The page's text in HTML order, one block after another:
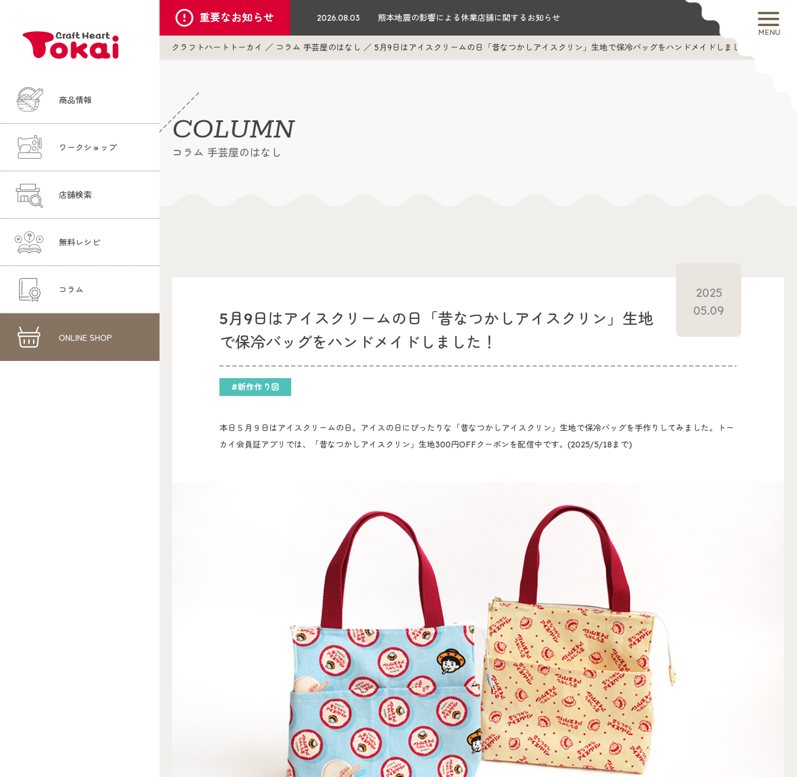
商品情報
ワークショップ
店舗検索
無料レシピ
コラム
ONLINE SHOP
MENU
重要なお知らせ 2026.08.03 熊本地震の影響による休業店舗に関するお知らせ
クラフトハートトーカイ コラム 手芸屋のはなし 5月9日はアイスクリームの日「昔なつかしアイスクリン」生地で保冷バッグをハンドメイドしました！
COLUMN
コラム 手芸屋のはなし
5月9日はアイスクリームの日「昔なつかしアイスクリン」生地
で保冷バッグをハンドメイドしました！
#新作作り図
2025
05.09
本日５月９日はアイスクリームの日。アイスの日にぴったりな「昔なつかしアイスクリン」生地で保冷バッグを手作りしてみました。トー
カイ会員証アプリでは、「昔なつかしアイスクリン」生地300円OFFクーポンを配信中です。(2025/5/18まで)